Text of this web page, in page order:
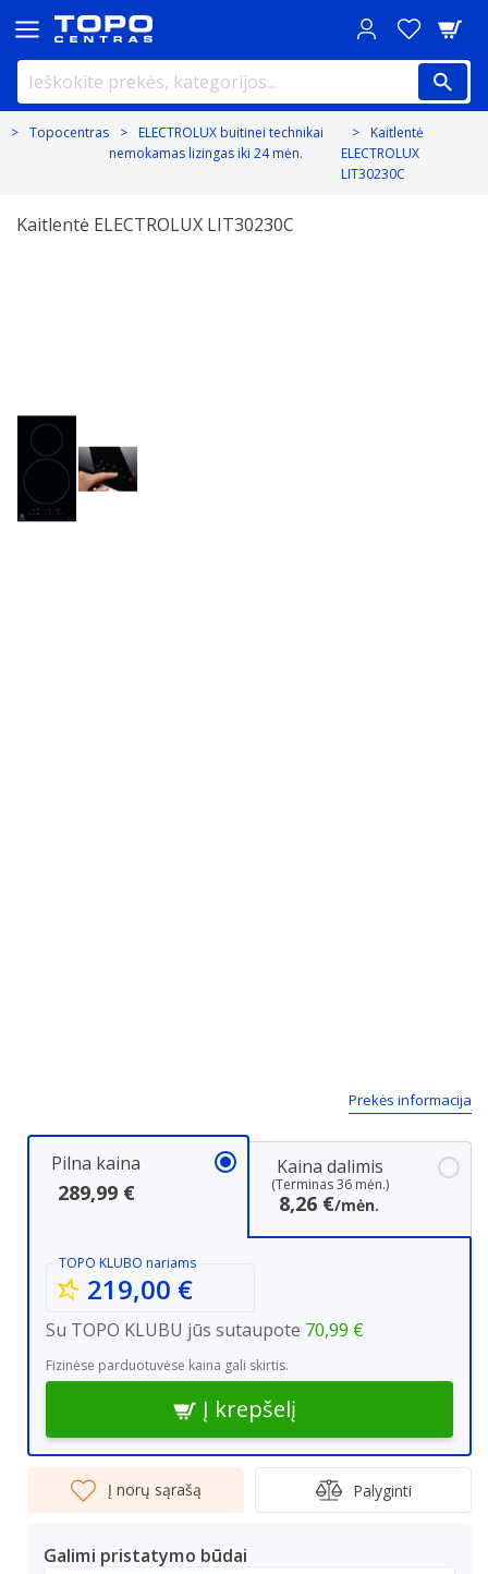
Topocentras
ELECTROLUX buitinei technikai
nemokamas lizingas iki 24 mėn.
Kaitlentė
ELECTROLUX
LIT30230C
Kaitlentė ELECTROLUX LIT30230C
Prekės informacija
Pilna kaina
289,99 €
Kaina dalimis
(Terminas 36 mėn.)
8,26 €/mėn.
TOPO KLUBO nariams
219,00 €
Su TOPO KLUBU jūs sutaupote 70,99 €
Fizinėse parduotuvėse kaina gali skirtis.
Į krepšelį
Į norų sąrašą Palyginti
Galimi pristatymo būdai